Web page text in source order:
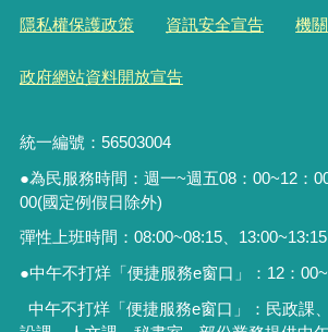
隱私權保護政策 資訊安全宣告 機
政府網站資料開放宣告
統一編號：56503004
●為民服務時間：週一~週五08：00~12：
00(國定例假日除外)
彈性上班時間：08:00~08:15、
●中午不打烊「便捷服務e窗口」： 12：
中午不打烊「便捷服務e窗口」：民政課